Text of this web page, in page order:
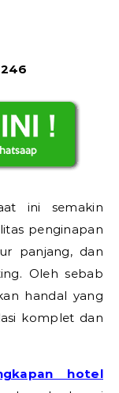
ini semakin
penginapan
panjang, dan
Oleh sebab
handal yang
komplet dan
hotel